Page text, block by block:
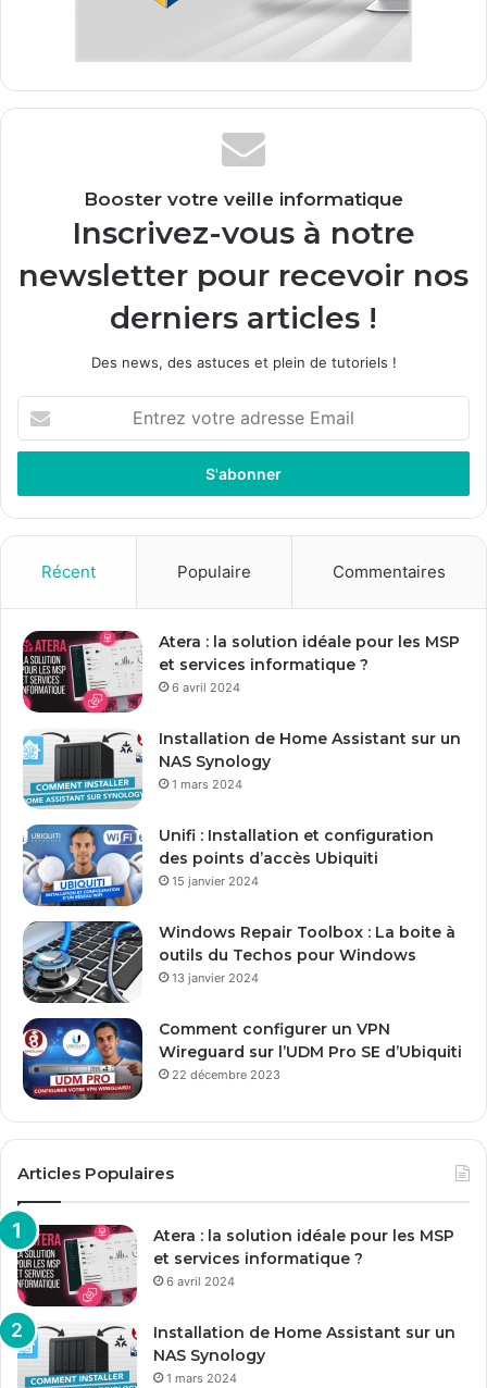
Booster votre veille informatique
Inscrivez-vous à notre
newsletter pour recevoir nos
derniers articles !
Des news, des astuces et plein de tutoriels !
votre
adresse
Récent Populaire Commentaires
Atera : la solution idéale pour les MSP
et services informatique ?
6 avril 2024
Installation de Home Assistant sur un
NAS Synology
1 mars 2024
Unifi : Installation et configuration
des points d’accès Ubiquiti
15 janvier 2024
Windows Repair Toolbox : La boite à
outils du Techos pour Windows
13 janvier 2024
Comment configurer un VPN
Wireguard sur l’UDM Pro SE d’Ubiquiti
22 décembre 2023
Articles Populaires
Atera : la solution idéale pour les MSP
et services informatique ?
6 avril 2024
Installation de Home Assistant sur un
NAS Synology
1 mars 2024